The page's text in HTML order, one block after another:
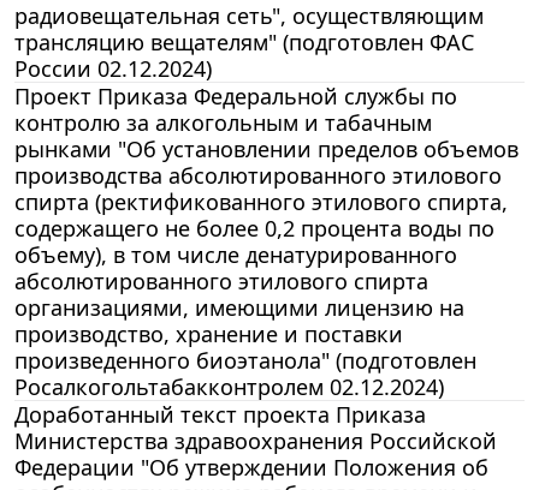
радиовещательная сеть", осуществляющим
трансляцию вещателям" (подготовлен ФАС
России 02.12.2024)
Проект Приказа Федеральной службы по
контролю за алкогольным и табачным
рынками "Об установлении пределов объемов
производства абсолютированного этилового
спирта (ректификованного этилового спирта,
содержащего не более 0,2 процента воды по
объему), в том числе денатурированного
абсолютированного этилового спирта
организациями, имеющими лицензию на
производство, хранение и поставки
произведенного биоэтанола" (подготовлен
Росалкогольтабакконтролем 02.12.2024)
Доработанный текст проекта Приказа
Министерства здравоохранения Российской
Федерации "Об утверждении Положения об